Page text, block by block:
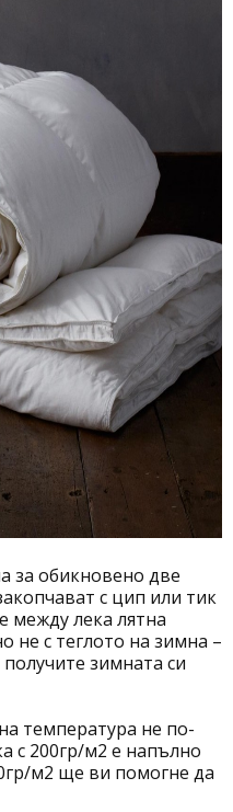
за обикновено две
с цип или тик
между лека лятна
не с теглото на зимна –
зимната си
температура не по-
с 200гр/м2 е напълно
м2 ще ви помогне да